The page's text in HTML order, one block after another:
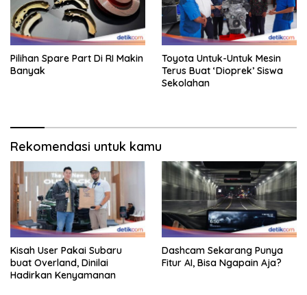
Pilihan Spare Part Di RI Makin
Banyak
Toyota Untuk-Untuk Mesin
Terus Buat ‘Dioprek’ Siswa
Sekolahan
Rekomendasi untuk kamu
Kisah User Pakai Subaru
buat Overland, Dinilai
Hadirkan Kenyamanan
Dashcam Sekarang Punya
Fitur AI, Bisa Ngapain Aja?